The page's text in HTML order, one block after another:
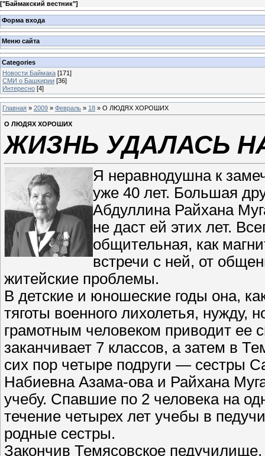
["Баймакский вестник"]
Форма входа
Меню сайта
Categories
Новости Баймака [171]
СМИ о Башкирии [36]
Интересно [4]
Главная » 2009 » Февраль » 18 » О ЛЮДЯХ ХОРОШИХ
О ЛЮДЯХ ХОРОШИХ
ЖИЗНЬ УДАЛАСЬ
Я неравнодушна к
уже 40 лет. Большая
Абдуллина Райхана
не даст ей этих лет.
общительная, как
встречи с ней, от
житейские проблемы.
В детские и юношеские годы она,
тяготы военного лихолетья, нужду,
грамотным человеком приводит ее
заканчивает 7 классов, а затем в
сих пор четыре подруги — сестры
Набиевна Азама-ова и Райхана
учебу. Спавшие по 2 человека на
течение четырех лет учебы в
родные сестры.
Закончив Темясовское